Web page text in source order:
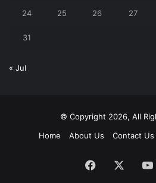
24 25 26 27
31
« Jul
© Copyright 2026, All
Home
About Us Contact Us
Facebook